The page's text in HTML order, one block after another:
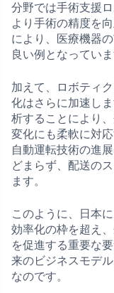
分野では手術支援
より手術の精度を
により、医療機器
良い例となっていま
加えて、ロボティ
化はさらに加速し
析することにより
変化にも柔軟に対
自動運転技術の進
どまらず、配送の
ます。
このように、日本
効率化の枠を超え
を促進する重要な
来のビジネスモデ
なのです。